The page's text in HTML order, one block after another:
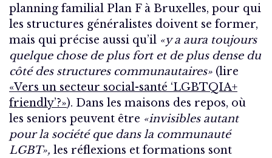
planning familial Plan F à Bruxelles, pour qui
les structures généralistes doivent se former,
mais qui précise aussi qu’il «y a aura toujours
quelque chose de plus fort et de plus dense du
côté des structures communautaires» (lire
«Vers un secteur social-santé ‘LGBTQIA+
friendly’?»). Dans les maisons des repos, où
les seniors peuvent être «invisibles autant
pour la société que dans la communauté
LGBT», les réflexions et formations sont